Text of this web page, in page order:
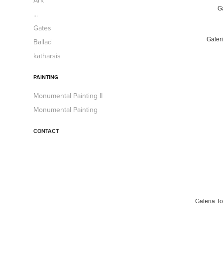
...
Gates
Ballad
katharsis
PAINTING
Monumental Painting II
Monumental Painting
CONTACT
Galeria